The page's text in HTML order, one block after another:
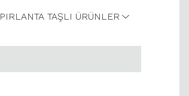
PIRLANTA TAŞLI ÜRÜNLER